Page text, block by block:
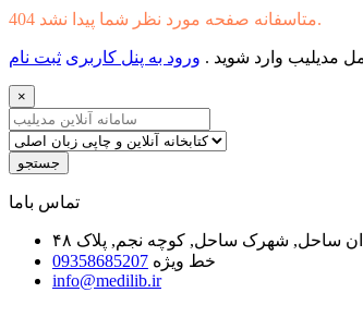
404 متاسفانه صفحه مورد نظر شما پیدا نشد.
مدیلیب وارد شوید . ورود به پنل کاربری ثبت نام
×
جستجو
ﺗﻤﺎﺱ ﺑﺎﻣﺎ
ساحل, شهرک ساحل, کوچه نجم, پلاک ۴۸
خط ویژه 09358685207
info@medilib.ir